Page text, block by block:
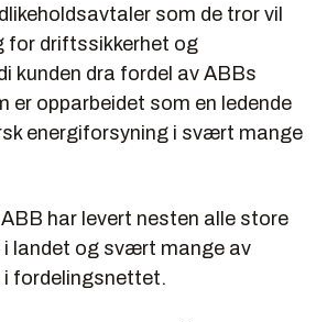
som de tror vil
for driftssikkerhet og
kunden dra fordel av ABBs
er opparbeidet som en ledende
energiforsyning i svært mange
har levert nesten alle store
landet og svært mange av
fordelingsnettet.